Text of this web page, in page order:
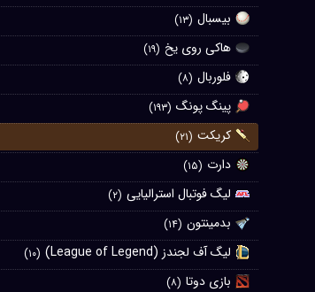
بیسبال (۱۳)
هاکی روی یخ (۱۹)
فلوربال (۸)
پینگ پونگ (۱۹۳)
کریکت (۲۱)
دارت (۱۵)
لیگ فوتبال استرالیایی (۲)
بدمینتون (۱۴)
لیگ آف لجندز (League of Legend) (۱۰)
بازی دوتا (۸)